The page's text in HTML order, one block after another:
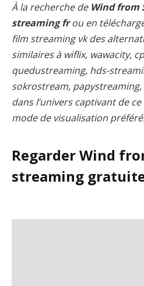
À la recherche de Wind from
streaming frou en
film streaming vk des
similaires à wiflix, wawacity,
quedustreaming, hds-
sokrostream,
dans l’univers captivant de
mode de visualisation
Regarder Wind
streaming